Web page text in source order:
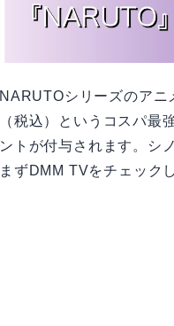
NARUTOシリーズのアニ
（税込）というコスパ最
ントが付与されます。シ
まずDMM TVをチェック